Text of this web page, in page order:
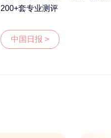
200+套专业测评
中国日报 >